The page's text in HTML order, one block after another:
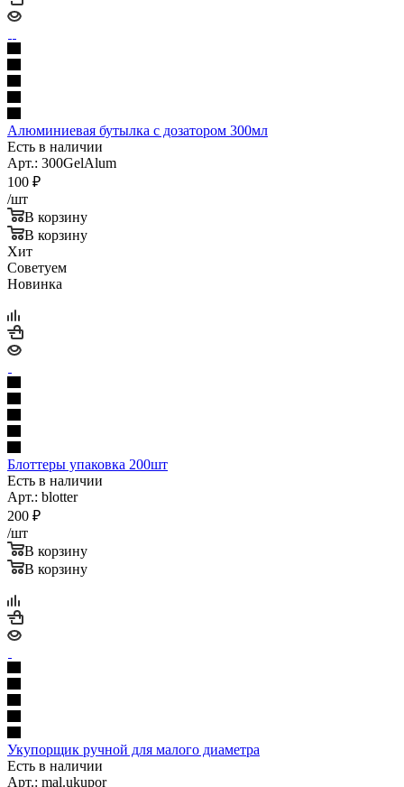
Алюминиевая бутылка с дозатором 300мл
Есть в наличии
Арт.: 300GelAlum
100 ₽
/шт
В корзину
В корзину
Хит
Советуем
Новинка
Блоттеры упаковка 200шт
Есть в наличии
Арт.: blotter
200 ₽
/шт
В корзину
В корзину
Укупорщик ручной для малого диаметра
Есть в наличии
Арт.: mal.ukupor